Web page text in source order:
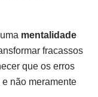
mentalidade
fracassos
que os erros
não meramente